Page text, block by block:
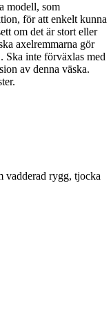
modell, som
för att enkelt kunna
om det är stort eller
axelremmarna gör
Ska inte förväxlas med
av denna väska.
vadderad rygg, tjocka